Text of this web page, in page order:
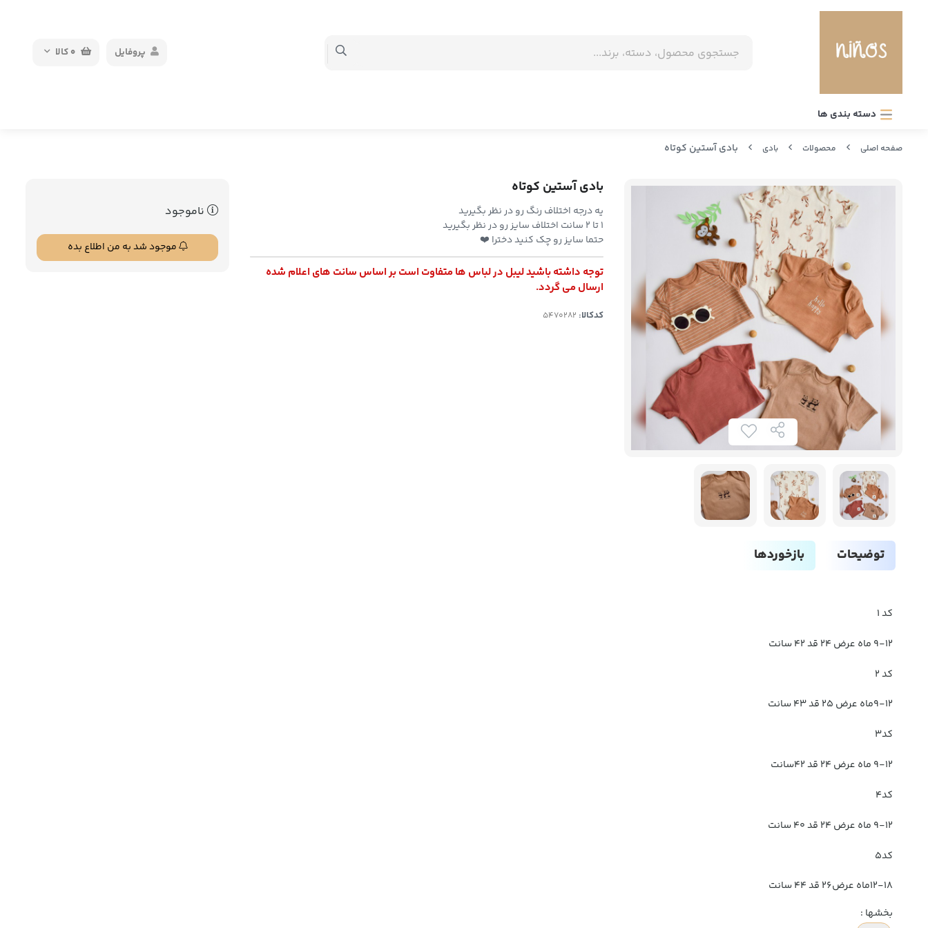
0کالا پروفایل
دسته بندی ها
صفحه اصلی محصولات بادی بادی آستین کوتاه
بادی آستین کوتاه
یه درجه اختلاف رنگ رو در نظر بگیرید
۱ تا ۲ سانت اختلاف سایز رو در نظر بگیرید
حتما سایز رو چک کنید دخترا ❤️
توجه داشته باشید لیبل در لباس ها متفاوت است بر اساس سانت های اعلام شده
ارسال می گردد.
کدکالا:
ناموجود
موجود شد به من اطلاع بده
توضیحات بازخوردها
کد ۱
۹-۱۲ ماه عرض ۲۴ قد ۴۲ سانت
کد ۲
۹-۱۲ماه عرض ۲۵ قد ۴۳ سانت
کد۳
۹-۱۲ ماه عرض ۲۴ قد ۴۲سانت
کد۴
۹-۱۲ ماه عرض ۲۴ قد ۴۰ سانت
کد۵
۱۲-۱۸ماه عرض۲۶ قد ۴۴ سانت
بخشها :